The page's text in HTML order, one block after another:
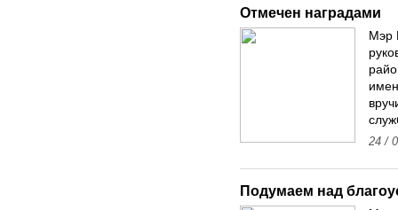
Отмечен наградами
Мэр
24 /
Подумаем над